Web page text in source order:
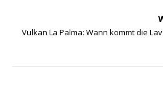
Vulkan La Palma: Wann kommt die